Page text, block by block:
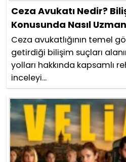
Ceza Avukatı Nedir?
Konusunda Nasıl
Ceza avukatlığının temel
getirdiği bilişim suçları
yolları hakkında kapsamlı
inceleyi...